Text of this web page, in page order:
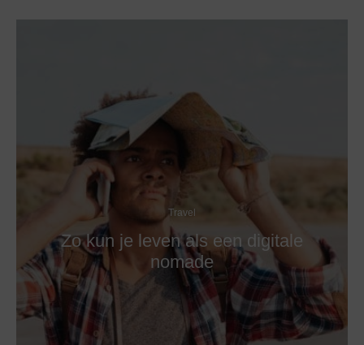
Travel
Zo kun je leven als een digitale
nomade